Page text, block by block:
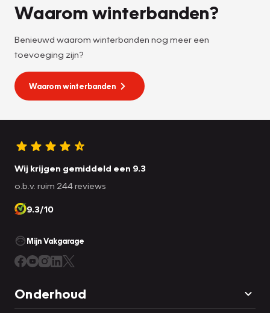
Waarom winterbanden?
Benieuwd waarom winterbanden nog meer een
toevoeging zijn?
Waarom winterbanden
Wij krijgen gemiddeld een 9.3
o.b.v. ruim 244 reviews
9.3/10
Mijn Vakgarage
Onderhoud